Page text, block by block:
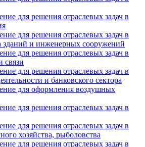
для решения отраслевых задач в
для решения отраслевых задач в
зданий и инженерных сооружений
для решения отраслевых задач в
связи
для решения отраслевых задач в
и банковского сектора
для оформления воздушных
для решения отраслевых задач в
для решения отраслевых задач в
хозяйства, рыболовства
для решения отраслевых задач в